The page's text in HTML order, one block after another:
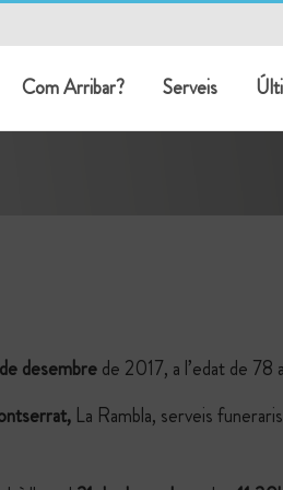
Com Arribar? Serveis
desembrede 2017, a l’edat de 78
La Rambla, serveis